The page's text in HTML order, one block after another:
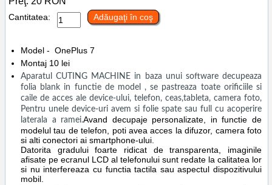
Cantitatea: Adăugaţi în coş
Model - OnePlus 7
Montaj 10 lei
Aparatul CUTING MACHINE in baza unui software decupeaza
folia blank in functie de model , se pastreaza toate orificiile si
caile de acces ale device-ului, telefon, ceas,tableta, camera foto,
Pentru unele device-uri avem si folie spate sau full cu acoperire
laterala a ramei.Avand decupaje personalizate, in functie de
modelul tau de telefon, poti avea acces la difuzor, camera foto
si alti conectori ai smartphone-ului.
Datorita gradului foarte ridicat de transparenta, imaginile
afisate pe ecranul LCD al telefonului sunt redate la calitatea lor
si nu interfereaza cu functia tactila sau aspectul dispozitivului
mobil.